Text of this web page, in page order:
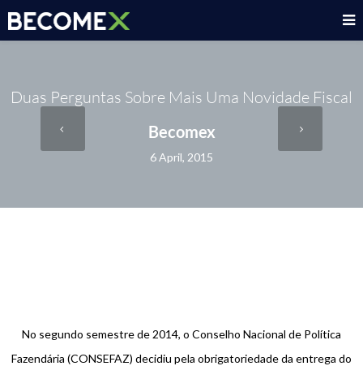
Duas Perguntas Sobre Mais Uma Novidade Fiscal
Becomex
6 April, 2015
No segundo semestre de 2014, o Conselho Nacional de Política
Fazendária (CONSEFAZ) decidiu pela obrigatoriedade da entrega do